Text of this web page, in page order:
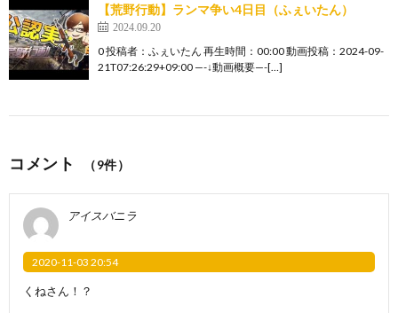
【荒野行動】ランマ争い4日目（ふぇいたん）
2024.09.20
0 投稿者：ふぇいたん 再生時間：00:00 動画投稿：2024-09-
21T07:26:29+09:00 —-↓動画概要—-[…]
コメント （9件）
アイスバニラ
2020-11-03 20:54
くねさん！？